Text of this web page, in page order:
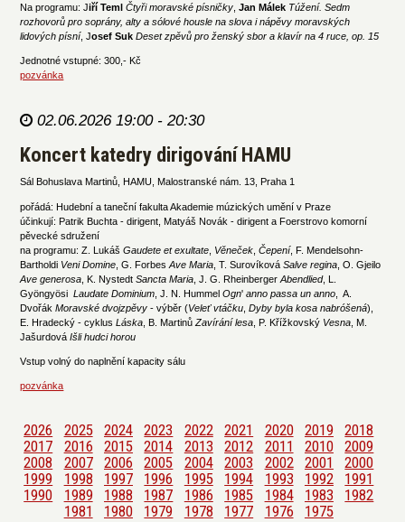
Na programu: Jiří TemlČtyři moravské písničky ,Jan Málek Túžení. Sedm
rozhovorů pro soprány, alty a sólové housle na slova i nápěvy moravských
lidových písní, Josef Suk Deset zpěvů pro ženský sbor a klavír na 4 ruce, op. 15
Jednotné vstupné: 300,- Kč
pozvánka
02.06.2026 19:00 - 20:30
Koncert katedry dirigování HAMU
Sál Bohuslava Martinů, HAMU, Malostranské nám. 13, Praha 1
pořádá: Hudební a taneční fakulta Akademie múzických umění v Praze
účinkují: Patrik Buchta - dirigent, Matyáš Novák - dirigent a Foerstrovo komorní
pěvecké sdružení
na programu: Z. LukášGaudete et exultate Věneček ,Čepení, F. Mendelsohn-
Bartholdi Veni Domine , G. ForbesAve Maria , T. SurovíkováSalve regina , O. Gjeilo
Ave generosa , K. NystedtSancta Maria , J. G. RheinbergerAbendlied, L.
GyöngyösiLaudate Dominium , J. N. HummelOgn'anno passa un anno , A.
DvořákMoravské dvojzpěvy - výběr (Veleť vtáčku ,Dyby byla kosa nabróšená),
E. Hradecký - cyklusLáska , B. MartinůZavírání lesa , P. Křížkovský Vesna , M.
JašurdováIšli hudci horou
Vstup volný do naplnění kapacity sálu
pozvánka
2026 2025 2024 2023 2022 2021 2020 2019
2018
2017
2016 2015 2014 2013 2012 2011 2010
2009
2008
2007 2006 2005 2004 2003 2002 2001
2000
1999
1998 1997 1996 1995 1994 1993 1992
1991
1990
1989 1988 1987 1986 1985 1984 1983
1982
1981
1980 1979 1978 1977 1976 1975